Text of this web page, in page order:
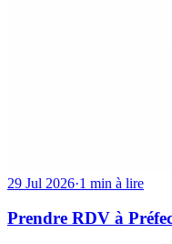
29 Jul 2026·1 min à lire
Prendre RDV à